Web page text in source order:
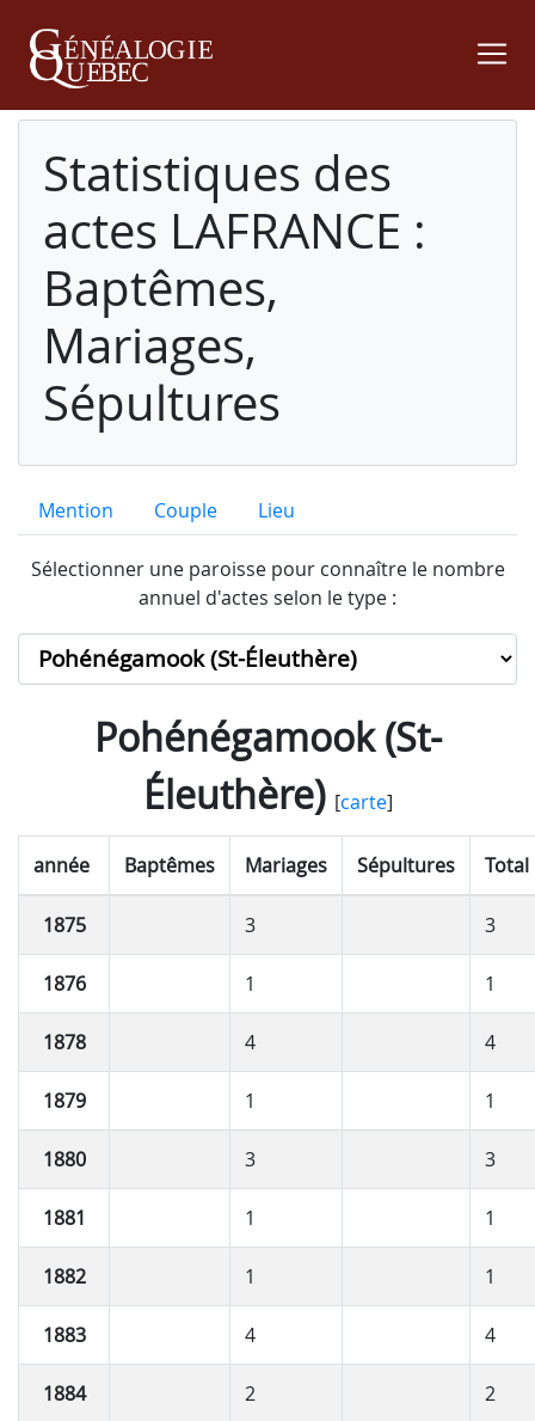
Statistiques des
actes LAFRANCE :
Baptêmes,
Mariages,
Sépultures
Mention Couple Lieu
Sélectionner une paroisse pour connaître le nombre
annuel d'actes selon le type :
Pohénégamook (St-
Éleuthère)[carte]
année Baptêmes Mariages Sépultures Total
1875 3 3
1876 1 1
1878 4 4
1879 1 1
1880 3 3
1881 1 1
1882 1 1
1883 4 4
1884 2 2